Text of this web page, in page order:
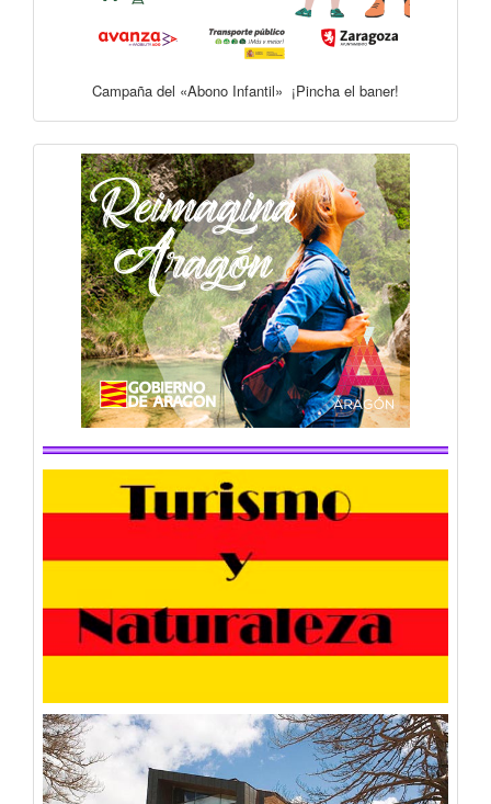
Campaña del «Abono Infantil» ¡Pincha el baner!